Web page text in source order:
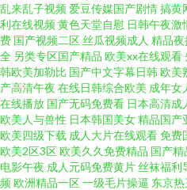
乱来乱子视频 爱豆传媒国产剧情搞黄
利在线视频黄色天堂自慰 日韩午夜激
费 国产视频二区丝瓜视频成人 精品
全 另类专区国产精品 欧美xx在线观看
韩欧美加勒比 国产中文字幕日韩欧美
产高清午夜 在线日韩综合欧美 成年女
在线播放 国产无码免费看 日本高清成
欧美人与兽性 日本韩国美女精品国产
欧美四级下载 成人大片在线观看免费
欧美2区3区欧美久久免费精品 国产
电影午夜 成人元码免费黄片丝袜福利
频欧洲精品一区一级毛片操逼 东京